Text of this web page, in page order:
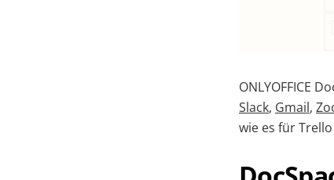
ONLYOFFICE
Slack, Gmail,
wie es für